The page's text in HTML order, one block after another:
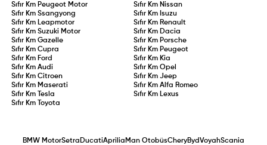
Sıfır Km Peugeot Motor Sıfır Km Nissan
Sıfır KmSsangyong Sıfır Km Isuzu
Sıfır Km Leapmotor Sıfır Km Renault
Sıfır KmSuzuki Motor Sıfır Km Dacia
Sıfır KmGazelle Sıfır Km Porsche
Sıfır KmCupra Sıfır Km Peugeot
Sıfır Km Ford Sıfır Km Kia
Sıfır KmAudi Sıfır Km Opel
Sıfır KmCitroen Sıfır Km Jeep
Sıfır Km Maserati Sıfır Km Alfa Romeo
Sıfır Km
Tesla Sıfır Km Lexus
Sıfır Km
Toyota
BMW MotorSetra DucatiAprilia Man OtobüsCheryBydVoyahScania